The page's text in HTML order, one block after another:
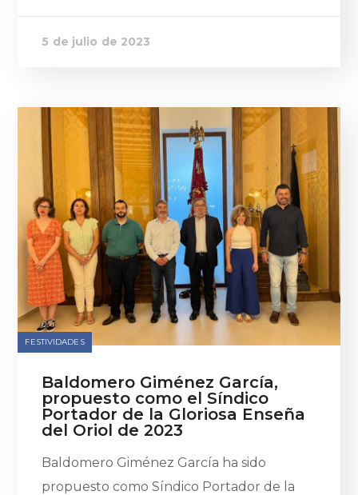
5 de julio de 2023
FESTIVIDADES
Baldomero Giménez García,
propuesto como el Síndico
Portador de la Gloriosa Enseña
del Oriol de 2023
Baldomero Giménez García ha sido
propuesto como Síndico Portador de la